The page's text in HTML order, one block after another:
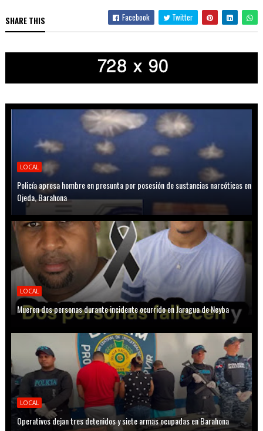
SHARE THIS Facebook Twitter
LOCAL
Policía apresa hombre en presunta por posesión de sustancias narcóticas en
Ojeda, Barahona
LOCAL
Mueren dos personas durante incidente ocurrido en Jaragua de Neyba
LOCAL
Operativos dejan tres detenidos y siete armas ocupadas en Barahona